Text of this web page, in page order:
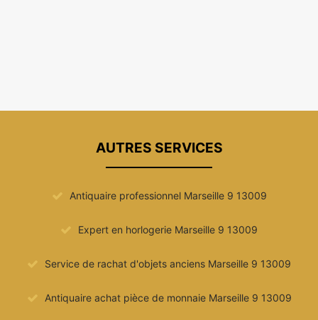
AUTRES SERVICES
Antiquaire professionnel Marseille 9 13009
Expert en horlogerie Marseille 9 13009
Service de rachat d'objets anciens Marseille 9 13009
Antiquaire achat pièce de monnaie Marseille 9 13009